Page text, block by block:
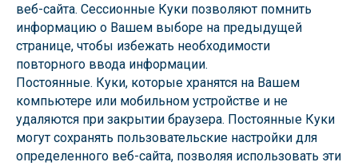
веб-сайта. Сессионные Куки позволяют помнить
информацию о Вашем выборе на предыдущей
странице, чтобы избежать необходимости
повторного ввода информации.
Постоянные. Куки, которые хранятся на Вашем
компьютере или мобильном устройстве и не
удаляются при закрытии браузера. Постоянные Куки
могут сохранять пользовательские настройки для
определенного веб-сайта, позволяя использовать эти